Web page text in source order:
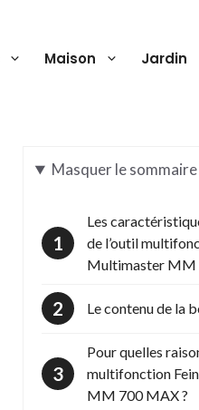
Maison Jardin
Masquerle sommaire
Les
de l’outil
Multimaster MM
Le contenu de la
Pour quelles
multifonction
MM 700 MAX ?